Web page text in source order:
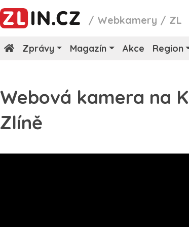
/ Webkamery / ZL
Zprávy Magazín Akce Region
Webová kamera na
Zlíně